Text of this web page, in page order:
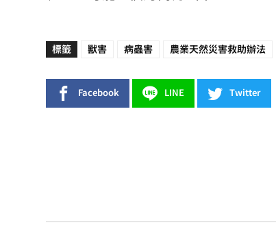
標籤 獸害 病蟲害 農業天然災害救助辦法
Facebook LINE Twitter